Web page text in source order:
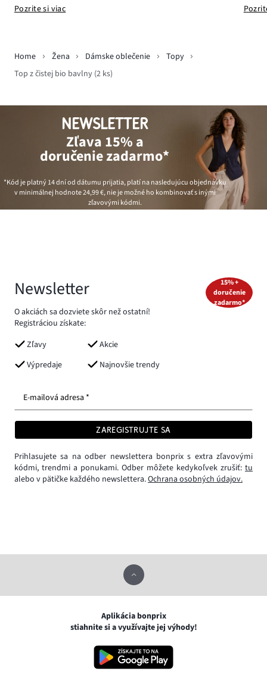
Pozrite si viac
Home Žena Dámske oblečenie
Topy
Top z čistej bio bavlny (2 ks)
NEWSLETTER
Zľava 15% a
doručenie zadarmo*
*Kód je platný 14 dní od dátumu prijatia, platí na nasledujúcu objednávku
v minimálnej hodnote24,99 €, nie je možné ho kombinovať s inými
zľavovými kódmi.
Newsletter
O akciách sa dozviete skôr než ostatní!
Registráciou získate:
Zľavy
Akcie
Výpredaje
Najnovšie trendy
15% +
doručenie
zadarmo*
E-mailová adresa *
ZAREGISTRUJTE SA
Prihlasujete sa na odber newslettera bonprix s extra zľavovými
kódmi, trendmi a ponukami. Odber môžete kedykoľvek zrušiť: tu
alebo v pätičke každého newslettera.Ochrana osobných údajov.
Aplikácia bonprix
stiahnite si a využívajte jej výhody!